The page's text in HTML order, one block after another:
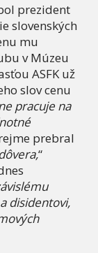
prezident
slovenských
mu
v Múzeu
ASFK už
slov cenu
pracuje na
prebral
“
disidentovi,